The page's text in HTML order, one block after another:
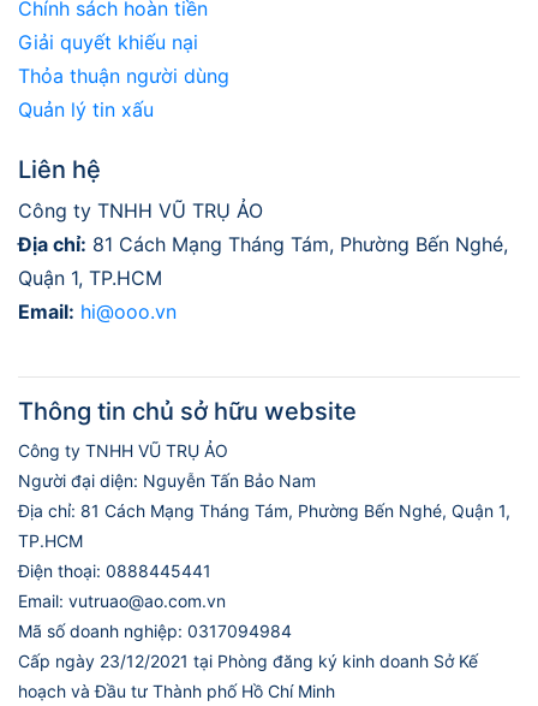
Chính sách hoàn tiền
Giải quyết khiếu nại
Thỏa thuận người dùng
Quản lý tin xấu
Liên hệ
Công ty TNHH VŨ TRỤ ẢO
Địa chỉ: 81 Cách Mạng Tháng Tám, Phường Bến Nghé,
Quận 1, TP.HCM
Email: hi@ooo.vn
Thông tin chủ sở hữu website
Công ty TNHH VŨ TRỤ ẢO
Người đại diện: Nguyễn Tấn Bảo Nam
Địa chỉ: 81 Cách Mạng Tháng Tám, Phường Bến Nghé, Quận 1,
TP.HCM
Điện thoại: 0888445441
Email: vutruao@ao.com.vn
Mã số doanh nghiệp: 0317094984
Cấp ngày 23/12/2021 tại Phòng đăng ký kinh doanh Sở Kế
hoạch và Đầu tư Thành phố Hồ Chí Minh